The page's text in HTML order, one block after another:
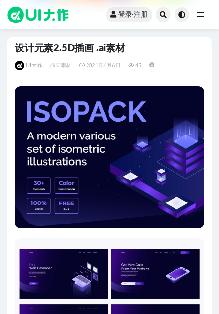
登录·注册
设计元素2.5D插画 .ai素材
UI大作 插画素材 2021年4月6日 45